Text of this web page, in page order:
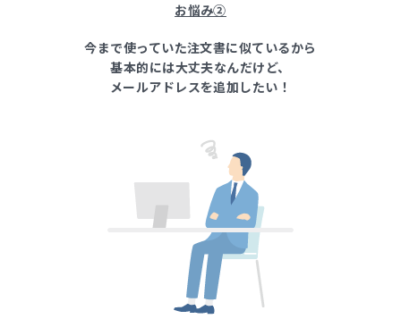
お悩み②
今まで使っていた注文書に似ているから
基本的には大丈夫なんだけど、
メールアドレスを追加したい！